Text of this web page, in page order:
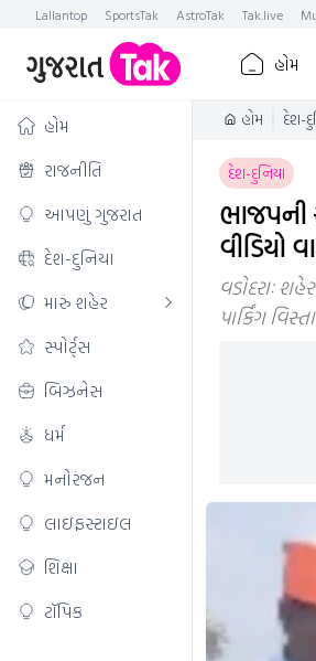
Lallantop SportsTak AstroTak Tak.live
હોમ
હોમ
રાજનીતિ
આપણું ગુજરાત
દેશ-દુનિયા
મારું શહેર
સ્પોર્ટ્સ
બિઝનેસ
ધર્મ
મનોરંજન
લાઇફસ્ટાઇલ
શિક્ષા
ટૉપિક
હોમ દેશ-
દેશ-દુનિયા
ભાજપની
વીડિયો
વડોદરાઃ
પાર્કિંગ